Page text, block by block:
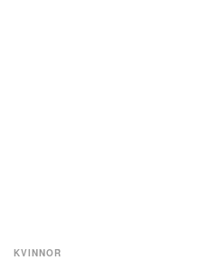
KVINNOR